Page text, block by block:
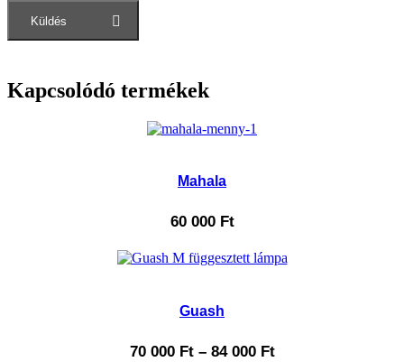
Kapcsolódó termékek
Mahala
60 000 Ft
Guash
70 000 Ft– 84 000 Ft